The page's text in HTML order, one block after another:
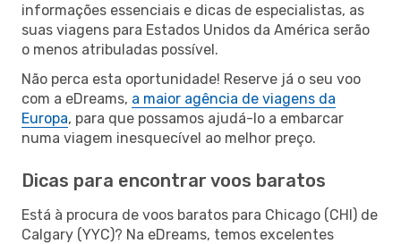
informações essenciais e dicas de especialistas, as
suas viagens para Estados Unidos da América serão
o menos atribuladas possível.
Não perca esta oportunidade! Reserve já o seu voo
com a eDreams, a maior agência de viagens da
Europa, para que possamos ajudá-lo a embarcar
numa viagem inesquecível ao melhor preço.
Dicas para encontrar voos baratos
Está à procura de voos baratos para Chicago (CHI) de
Calgary (YYC)? Na eDreams, temos excelentes